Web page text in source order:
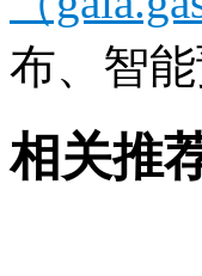
布、智能
相关推